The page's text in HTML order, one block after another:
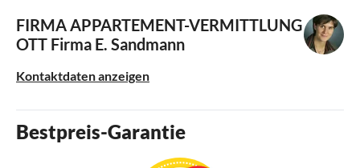
FIRMA APPARTEMENT-VERMITTLUNG
OTT Firma E. Sandmann
Kontaktdaten anzeigen
Bestpreis-Garantie